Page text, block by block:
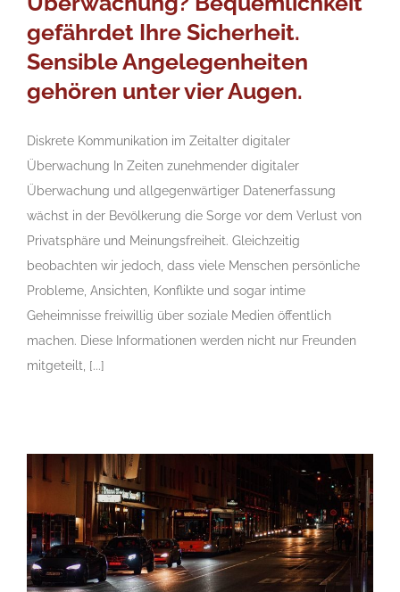
gefährdet Ihre Sicherheit.
Sensible Angelegenheiten
gehören unter vier Augen.
Diskrete Kommunikation im Zeitalter digitaler
Überwachung In Zeiten zunehmender digitaler
Überwachung und allgegenwärtiger Datenerfassung
wächst in der Bevölkerung die Sorge vor dem Verlust von
Privatsphäre und Meinungsfreiheit. Gleichzeitig
beobachten wir jedoch, dass viele Menschen persönliche
Probleme, Ansichten, Konflikte und sogar intime
Geheimnisse freiwillig über soziale Medien öffentlich
machen. Diese Informationen werden nicht nur Freunden
mitgeteilt, [...]